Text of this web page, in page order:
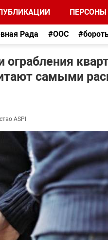
ПЕРСОНЫ
Рада #ООС
ограбления
самыми
ASPI